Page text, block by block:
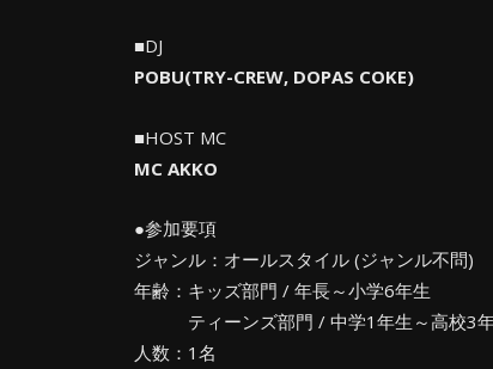
■DJ
POBU(TRY-CREW, DOPAS COKE)
■HOST MC
MC AKKO
●参加要項
ジャンル：オールスタイル (ジャンル不問)
年齢：キッズ部門 / 年長～小学6年生
ティーンズ部門 / 中学1年生～高校3
人数：1名